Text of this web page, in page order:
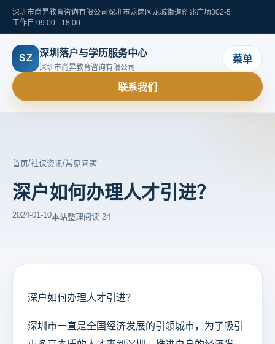
深圳市尚昇教育咨询有限公司 深圳市龙岗区龙城街道创兆广场302-5
工作日 09:00 - 18:00
SZ 深圳落户与学历服务中心
深圳市尚昇教育咨询有限公司
菜单
联系我们
首页/社保资讯/常见问题
深户如何办理人才引进？
2024-01-10本站整理阅读 24
深户如何办理人才引进？
深圳市一直是全国经济发展的引领城市，为了吸引